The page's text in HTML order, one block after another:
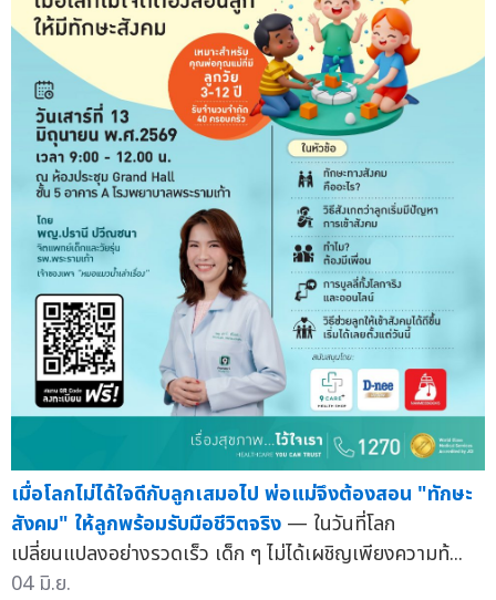
เมื่อโลกไม่ได้ใจดีกับลูกเสมอไป พ่อแม่จึงต้องสอน "ทักษะ
สังคม" ให้ลูกพร้อมรับมือชีวิตจริง — ในวันที่โลก
เปลี่ยนแปลงอย่างรวดเร็ว เด็ก ๆ ไม่ได้เผชิญเพียงความท้...
04 มิ.ย.